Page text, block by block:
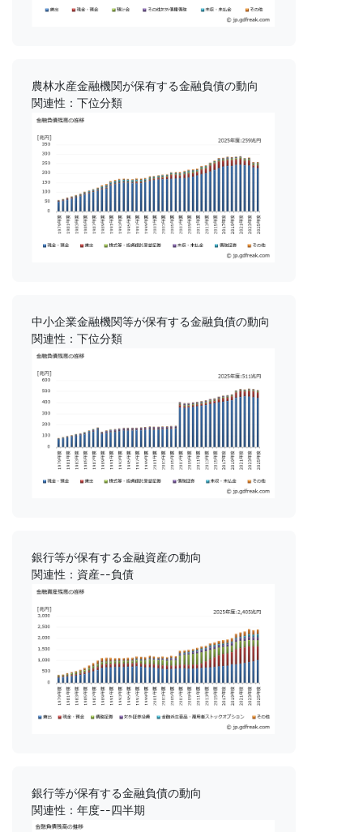
農林水産金融機関が保有する金融負債の動向
関連性：下位分類
中小企業金融機関等が保有する金融負債の動向
関連性：下位分類
銀行等が保有する金融資産の動向
関連性：資産--負債
銀行等が保有する金融負債の動向
関連性：年度--四半期